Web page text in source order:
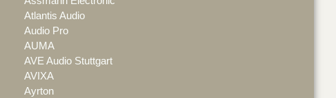
Atlantis Audio
Audio Pro
AUMA
AVE Audio Stuttgart
AVIXA
Ayrton